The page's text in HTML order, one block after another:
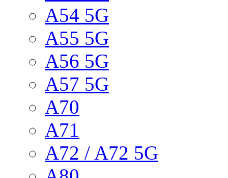
A54 5G
A55 5G
A56 5G
A57 5G
A70
A71
A72 / A72 5G